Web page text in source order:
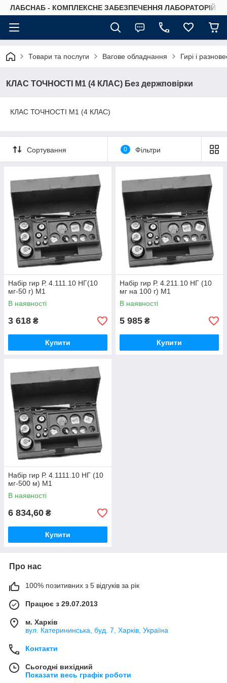
ЛАБСНАБ - КОМПЛЕКСНЕ ЗАБЕЗПЕЧЕННЯ ЛАБОРАТОРІЙ
Товари та послуги Вагове обладнання Гирі і
КЛАС ТОЧНОСТІ М1 (4 КЛАС) Без держповірки
КЛАС ТОЧНОСТІ М1 (4 КЛАС)
Сортування 0 Фільтри
Набір гир Р. 4.111.10 НГ(10
мг-50 г) М1
В наявності
3 618 ₴
Купити
Набір гир Р. 4.211.10 НГ (10
мг на 100 г) М1
В наявності
5 985 ₴
Купити
Набір гир Р. 4.1111.10 НГ (10
мг-500 м) М1
В наявності
6 834,60 ₴
Купити
Про нас
100% позитивних з 5 відгуків за рік
Працює з 29.07.2013
м. Харків
вул. Катерининська, буд. 7, Харків, Україна
Контакти
Сьогодні вихідний
Показати весь графік роботи